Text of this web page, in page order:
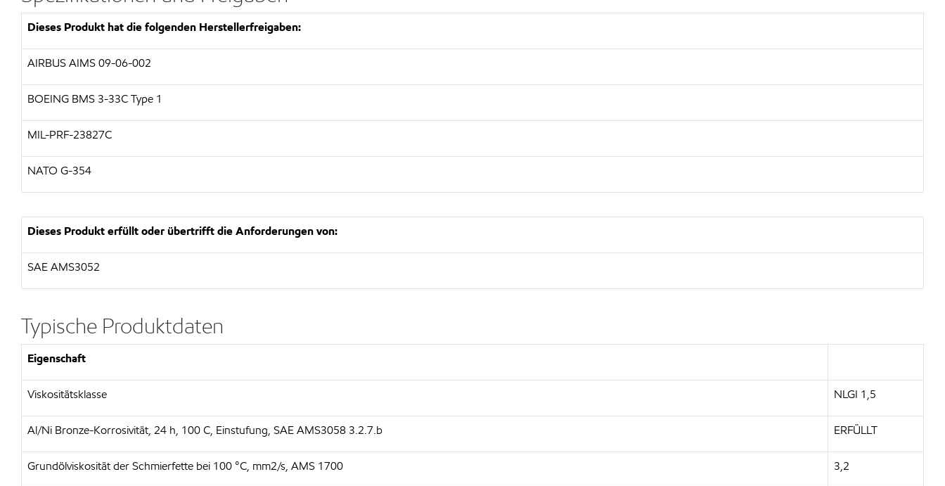
Dieses Produkt hat die folgenden Herstellerfreigaben:
AIRBUS AIMS 09-06-002
BOEING BMS 3-33C Type 1
MIL-PRF-23827C
NATO G-354
Dieses Produkt erfüllt oder übertrifft die Anforderungen von:
SAE AMS3052
Typische Produktdaten
Eigenschaft
Viskositätsklasse NLGI 1,5
Al/Ni Bronze-Korrosivität, 24 h, 100 C, Einstufung, SAE AMS3058 3.2.7.b ERFÜLLT
Grundölviskosität der Schmierfette bei 100 °C, mm2/s, AMS 1700 3,2